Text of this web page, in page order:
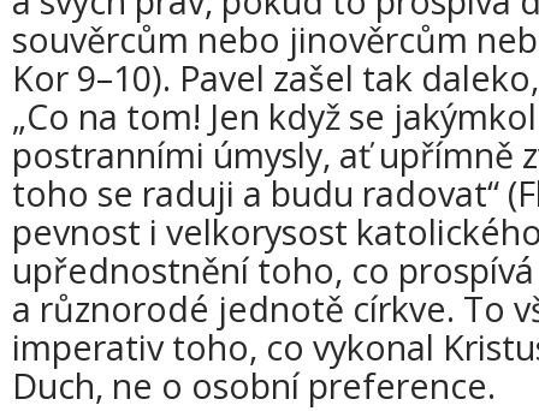
souvěrcům nebo jinověrcům
Kor 9–10). Pavel zašel tak
„Co na tom! Jen když se
postranními úmysly, ať upřímně
toho se raduji a budu radovat“
pevnost i velkorysost
upřednostnění toho, co
a různorodé jednotě církve. To
imperativ toho, co vykonal
Duch, ne o osobní preference.